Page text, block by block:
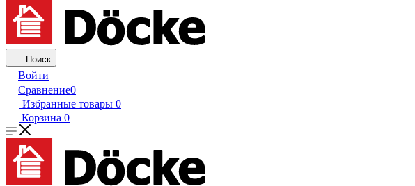
Поиск
Войти
Сравнение0
Избранные товары 0
Корзина 0